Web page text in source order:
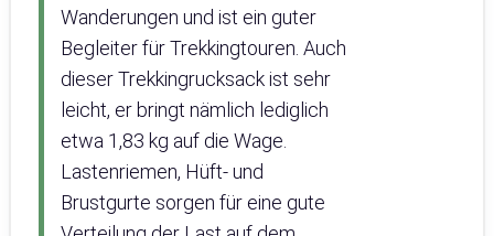
Wanderungen und ist ein guter
Begleiter für Trekkingtouren. Auch
dieser Trekkingrucksack ist sehr
leicht, er bringt nämlich lediglich
etwa 1,83 kg auf die Wage.
Lastenriemen, Hüft- und
Brustgurte sorgen für eine gute